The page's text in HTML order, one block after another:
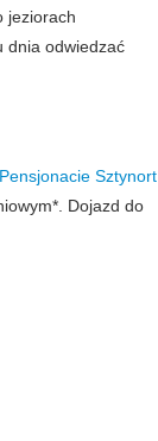
jeziorach
dnia odwiedzać
Pensjonacie Sztynort
Dojazd do